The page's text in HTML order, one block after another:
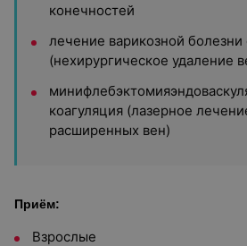
конечностей
лечение варикозной болезни
(нехирургическое удаление
коагуляция (лазерное
расширенных вен)
Приём:
Взрослые